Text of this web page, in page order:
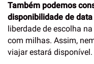
Também podemos
disponibilidade de
liberdade de escolha
com milhas. Assim,
viajar estará disponível.